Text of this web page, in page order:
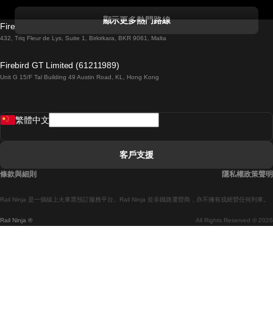
都柏林開往戈尔韦的列車
羅馬開往拿坡里的列車
顯示更多熱門路線
Firebird GT Limited (OC 1451)
432, Triq Fleur de Lys, Suite 1, Birkirkara, BKR 9061, Malta
Firebird GT Limited (61211989)
Unit G 15/F Tal Building 49 Austin Road, KL, Hong Kong
Rail Ninja ® All Rights Reserved © 2026
Rail Ninja 是一個線上火車票預訂服務平台。Rail Ninja 並非鐵路運營商，亦不擁有或經營任何列車。
繁體中文
客戶支援
條款與細則 隱私權政策聲明